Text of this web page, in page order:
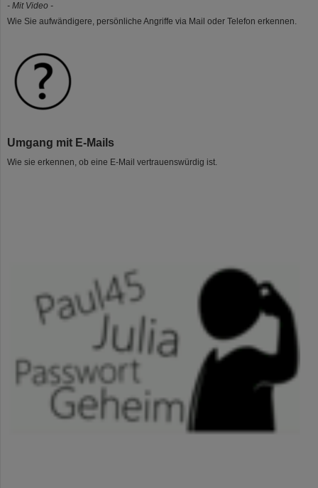
- Mit Video -
Wie Sie aufwändigere, persönliche Angriffe via Mail oder Telefon erkennen.
Umgang mit E-Mails
Wie sie erkennen, ob eine E-Mail vertrauenswürdig ist.